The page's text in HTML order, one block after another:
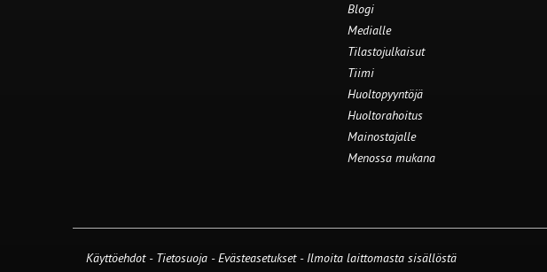
Blogi
Medialle
Tilastojulkaisut
Tiimi
Huoltopyyntöjä
Huoltorahoitus
Mainostajalle
Menossa mukana
Käyttöehdot - Tietosuoja -Evästeasetukset- Ilmoita laittomasta sisällöstä